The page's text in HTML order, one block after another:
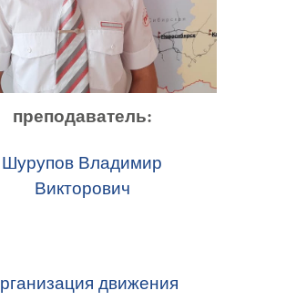
преподаватель:
Шурупов Владимир
Викторович
движения